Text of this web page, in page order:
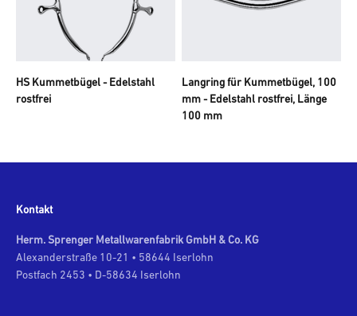
HS Kummetbügel - Edelstahl
rostfrei
Langring für Kummetbügel, 100
mm - Edelstahl rostfrei, Länge
100 mm
Kontakt
Herm. Sprenger Metallwarenfabrik GmbH & Co. KG
Alexanderstraße 10-21 • 58644 Iserlohn
Postfach 2453 • D-58634 Iserlohn